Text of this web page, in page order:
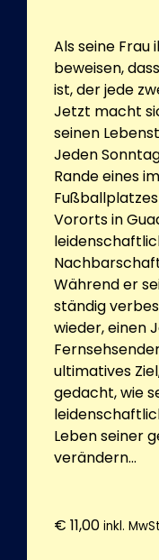
Als seine Frau
beweisen,
ist, der jede
Jetzt macht
seinen
Jeden
Rande eines
Vororts in
Während er
ständig
wieder, einen
ultimatives
gedacht, wie
Leben seiner
verändern...
€ 11,00 inkl.